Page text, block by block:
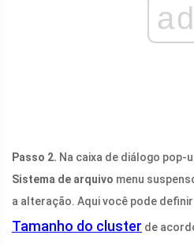
ad
Passo 2. Na caixa de diálogo pop-
Sistema de arquivo menu
a alteração. Aqui você pode
Tamanho do cluster de